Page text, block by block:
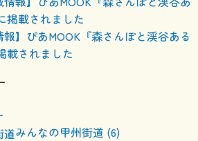
報】ぴあMOOK『森さんぽと渓谷ある
載されました
みんなの甲州街道 (6)